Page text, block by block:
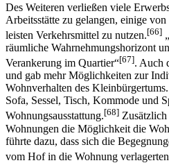
Des Weiteren verließen viele
Arbeitsstätte zu gelangen, einige
leisten Verkehrsmittel zu nutzen.[66]
räumliche Wahrnehmungshorizont
Verankerung im Quartier“[67]. Auch
und gab mehr Möglichkeiten zur
Wohnverhalten des
Sofa, Sessel, Tisch, Kommode und
Wohnungsausstattung.[68]
Wohnungen die Möglichkeit die
führte dazu, dass sich die
vom Hof in die Wohnung